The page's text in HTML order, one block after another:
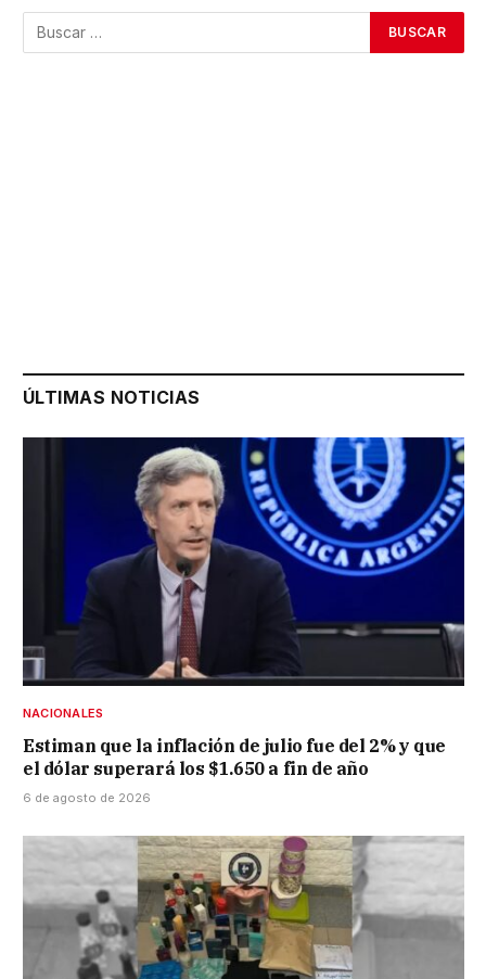
ÚLTIMAS NOTICIAS
NACIONALES
Estiman que la inflación de julio fue del 2% y que
el dólar superará los $1.650 a fin de año
6 de agosto de 2026